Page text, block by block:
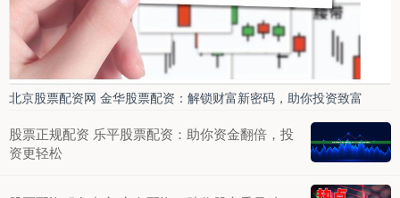
北京股票配资网 金华股票配资：解锁财富新密码，助你投资致富
股票正规配资 乐平股票配资：助你资金翻倍，投
资更轻松